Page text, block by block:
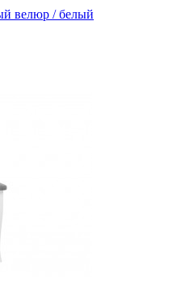
велюр / белый